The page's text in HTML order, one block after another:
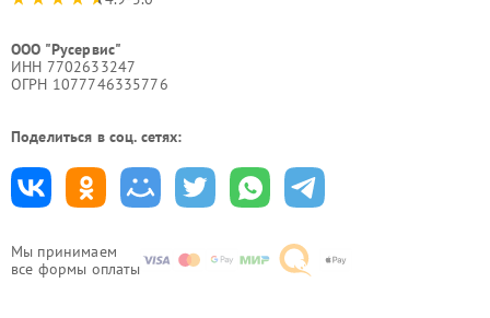
Мы принимаем
все формы оплаты
ООО "Русервис"
ИНН 7702633247
ОГРН 1077746335776
Поделиться в соц. сетях: